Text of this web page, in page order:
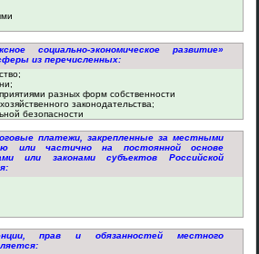
социально-экономическое развитие»
из перечисленных:
разных форм собственности
законодательства;
безопасности
платежи, закрепленные за местными
или частично на постоянной основе
или законами субъектов Российской
прав и обязанностей местного